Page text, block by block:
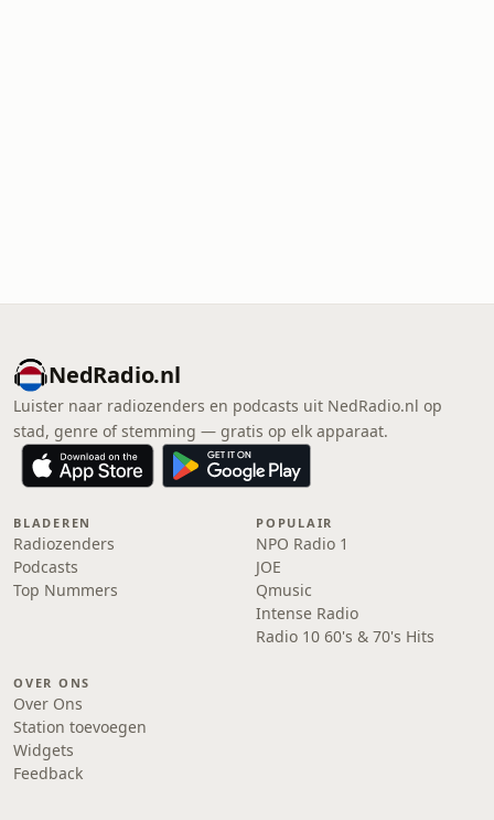
NedRadio.nl
Luister naar radiozenders en podcasts uit NedRadio.nl op
stad, genre of stemming — gratis op elk apparaat.
BLADEREN
Radiozenders
Podcasts
Top Nummers
POPULAIR
NPO Radio 1
JOE
Qmusic
Intense Radio
Radio 10 60's & 70's Hits
OVER ONS
Over Ons
Station toevoegen
Widgets
Feedback